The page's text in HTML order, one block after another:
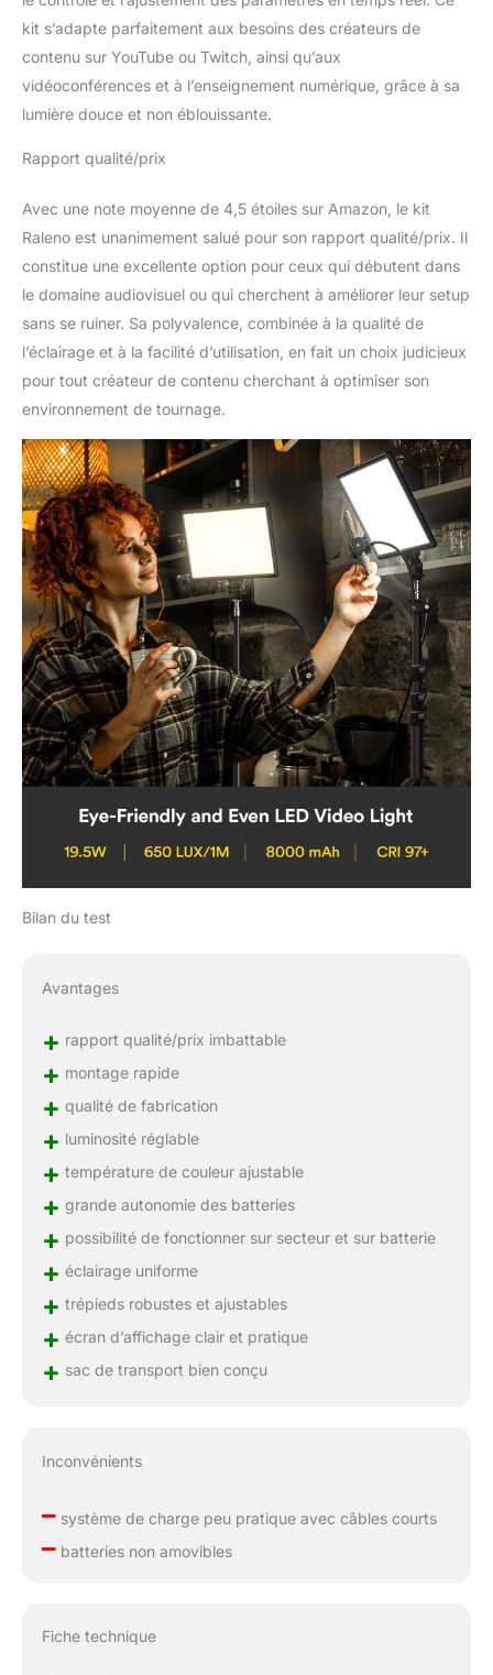
kit s’adapte parfaitement aux besoins des créateurs de
contenu sur YouTube ou Twitch, ainsi qu’aux
vidéoconférences et à l’enseignement numérique, grâce à sa
lumière douce et non éblouissante.
Rapport qualité/prix
Avec une note moyenne de 4,5 étoiles sur Amazon, le kit
Raleno est unanimement salué pour son rapport qualité/prix. Il
constitue une excellente option pour ceux qui débutent dans
le domaine audiovisuel ou qui cherchent à améliorer leur setup
sans se ruiner. Sa polyvalence, combinée à la qualité de
l’éclairage et à la facilité d’utilisation, en fait un choix judicieux
pour tout créateur de contenu cherchant à optimiser son
environnement de tournage.
Bilan du test
Avantages
+ rapport qualité/prix imbattable
+ montage rapide
+ qualité de fabrication
+ luminosité réglable
+ température de couleur ajustable
+ grande autonomie des batteries
+ possibilité de fonctionner sur secteur et sur batterie
+ éclairage uniforme
+ trépieds robustes et ajustables
+ écran d’affichage clair et pratique
+ sac de transport bien conçu
Inconvénients
–système de charge peu pratique avec câbles courts
–batteries non amovibles
Fiche technique